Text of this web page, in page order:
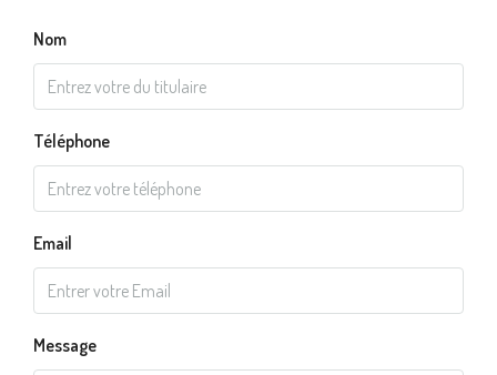
Nom
Téléphone
Email
Message